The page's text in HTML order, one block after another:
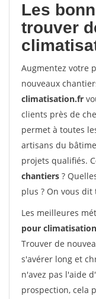
Les
trouver
Augmentez votre
nouveaux
climatisation.fr
clients près de
permet à toutes
artisans du
projets qualifiés.
chantiers ?
plus ? On vous dit
Les meilleures
pour climatisation
Trouver de
s'avérer long et
n'avez pas l'aide
prospection, cela